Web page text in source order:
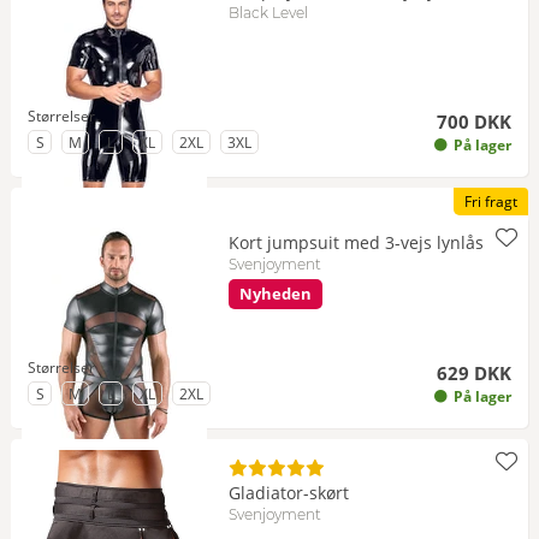
Black Level
700 DKK
På lager
Størrelser
til Størrelse
S til Størrelse
M til Størrelse
L til Størrelse
XL til Størrelse
2XL til Størrelse
3XL
Fri fragt
Kort jumpsuit med 3-vejs lynlås
Svenjoyment
Nyheden
629 DKK
På lager
Størrelser
til Størrelse
S til Størrelse
M til Størrelse
L til Størrelse
XL til Størrelse
2XL
Gladiator-skørt
Svenjoyment